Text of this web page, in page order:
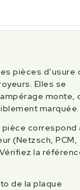
pièces d’usure
Elles se
monte,
marquée.
correspond
(Netzsch, PCM,
la
de la plaque